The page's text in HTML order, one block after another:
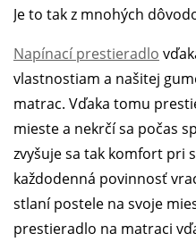
Je to tak z mnohých
Napínací prestieradlo
vlastnostiam a našitej
matrac. Vďaka tomu
mieste a nekrčí sa počas
zvyšuje sa tak komfort pri
každodenná povinnosť
stlaní postele na svoje
prestieradlo na matraci